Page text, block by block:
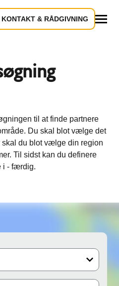
KONTAKT & RÅDGIVNING
til at finde partnere
Du skal blot vælge det
skal du blot vælge din region
Til sidst kan du definere
i - færdig.